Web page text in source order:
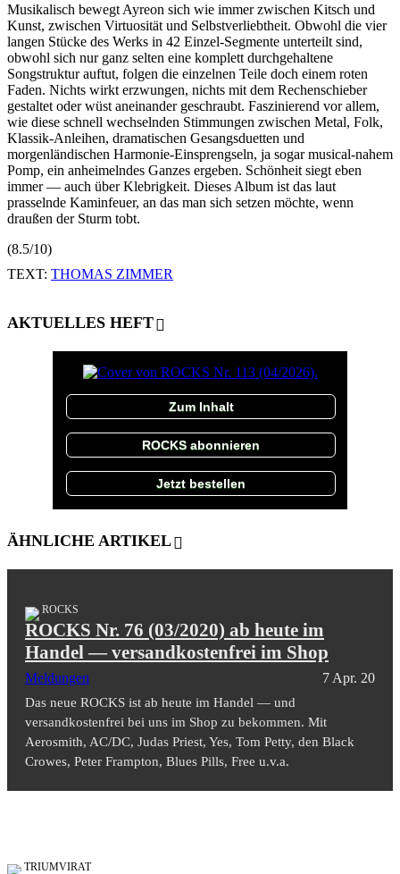
Musikalisch bewegt Ayreon sich wie immer zwischen Kitsch und
Kunst, zwischen Virtuosität und Selbstverliebtheit. Obwohl die vier
langen Stücke des Werks in 42 Einzel-Segmente unterteilt sind,
obwohl sich nur ganz selten eine komplett durchgehaltene
Songstruktur auftut, folgen die einzelnen Teile doch einem roten
Faden. Nichts wirkt erzwungen, nichts mit dem Rechenschieber
gestaltet oder wüst aneinander geschraubt. Faszinierend vor allem,
wie diese schnell wechselnden Stimmungen zwischen Metal, Folk,
Klassik-Anleihen, dramatischen Gesangsduetten und
morgenländischen Harmonie-Einsprengseln, ja sogar musical-nahem
Pomp, ein anheimelndes Ganzes ergeben. Schönheit siegt eben
immer — auch über Klebrigkeit. Dieses Album ist das laut
prasselnde Kaminfeuer, an das man sich setzen möchte, wenn
draußen der Sturm tobt.
(8.5/10)
TEXT: THOMAS ZIMMER
AKTUELLES HEFT
Zum Inhalt
ROCKS abonnieren
Jetzt bestellen
ÄHNLICHE ARTIKEL
ROCKS
ROCKS Nr. 76 (03/2020) ab heute im
Handel — versandkostenfrei im Shop
Meldungen 7 Apr. 20
Das neue ROCKS ist ab heute im Handel — und
versandkostenfrei bei uns im Shop zu bekommen. Mit
Aerosmith, AC/DC, Judas Priest, Yes, Tom Petty, den Black
Crowes, Peter Frampton, Blues Pills, Free u.v.a.
TRIUMVIRAT